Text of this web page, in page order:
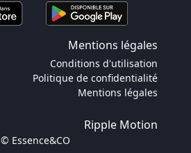
Mentions légales
Conditions d'utilisation
Politique de confidentialité
Mentions légales
Ripple Motion
© Essence&CO